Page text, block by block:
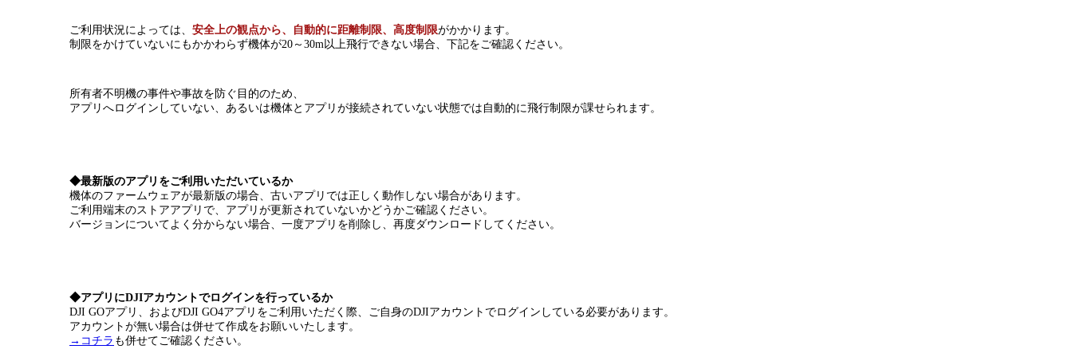
ご利用状況によっては、 安全上の観点から、自動的に距離制限、高度制限がかかります。
制限をかけていないにもかかわらず機体が20～30m以上飛行できない場合、下記をご確認ください。
所有者不明機の事件や事故を防ぐ目的のため、
アプリへログインしていない、あるいは機体とアプリが接続されていない状態では自動的に飛行制限が課せられます。
◆最新版のアプリをご利用いただいているか
機体のファームウェアが最新版の場合、古いアプリでは正しく動作しない場合があります。
ご利用端末のストアアプリで、アプリが更新されていないかどうかご確認ください。
バージョンについてよく分からない場合、一度アプリを削除し、再度ダウンロードしてください。
◆アプリにDJIアカウントでログインを行っているか
DJI GOアプリ、およびDJI GO4アプリをご利用いただく際、ご自身のDJIアカウントでログインしている必要があります。
アカウントが無い場合は併せて作成をお願いいたします。
→コチラ も併せてご確認ください。